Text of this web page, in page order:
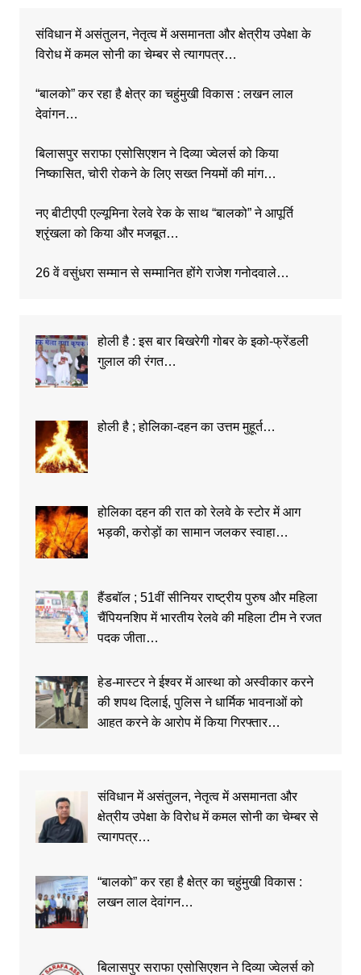
संविधान में असंतुलन, नेतृत्व में असमानता और क्षेत्रीय उपेक्षा के
विरोध में कमल सोनी का चेम्बर से त्यागपत्र…
“बालको” कर रहा है क्षेत्र का चहुंमुखी विकास : लखन लाल
देवांगन…
बिलासपुर सराफा एसोसिएशन ने दिव्या ज्वेलर्स को किया
निष्कासित, चोरी रोकने के लिए सख्त नियमों की मांग…
नए बीटीएपी एल्यूमिना रेलवे रेक के साथ “बालको” ने आपूर्ति
श्रृंखला को किया और मजबूत…
26 वें वसुंधरा सम्मान से सम्मानित होंगे राजेश गनोदवाले…
होली है : इस बार बिखरेगी गोबर के इको-फ्रेंडली
गुलाल की रंगत…
होली है ; होलिका-दहन का उत्तम मुहूर्त…
होलिका दहन की रात को रेलवे के स्टोर में आग
भड़की, करोड़ों का सामान जलकर स्वाहा…
हैंडबॉल ; 51वीं सीनियर राष्ट्रीय पुरुष और महिला
चैंपियनशिप में भारतीय रेलवे की महिला टीम ने रजत
पदक जीता…
हेड-मास्टर ने ईश्वर में आस्था को अस्वीकार करने
की शपथ दिलाई, पुलिस ने धार्मिक भावनाओं को
आहत करने के आरोप में किया गिरफ्तार…
संविधान में असंतुलन, नेतृत्व में असमानता और
क्षेत्रीय उपेक्षा के विरोध में कमल सोनी का चेम्बर से
त्यागपत्र…
“बालको” कर रहा है क्षेत्र का चहुंमुखी विकास :
लखन लाल देवांगन…
बिलासपुर सराफा एसोसिएशन ने दिव्या ज्वेलर्स को